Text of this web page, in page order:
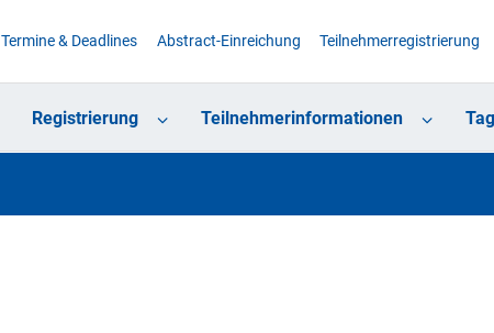
Termine & Deadlines Abstract-Einreichung Teilnehmerregistrierung
Registrierung Teilnehmerinformationen